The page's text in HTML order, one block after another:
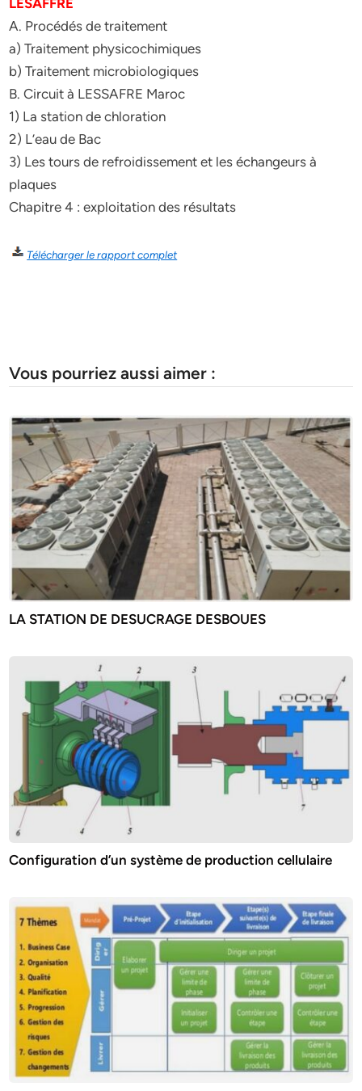
LESAFFRE
A. Procédés de traitement
a) Traitement physicochimiques
b) Traitement microbiologiques
B. Circuit à LESSAFRE Maroc
1) La station de chloration
2) L’eau de Bac
3) Les tours de refroidissement et les échangeurs à
plaques
Chapitre 4 : exploitation des résultats
Télécharger le rapport complet
Vous pourriez aussi aimer :
LA STATION DE DESUCRAGE DESBOUES
Configuration d’un système de production cellulaire